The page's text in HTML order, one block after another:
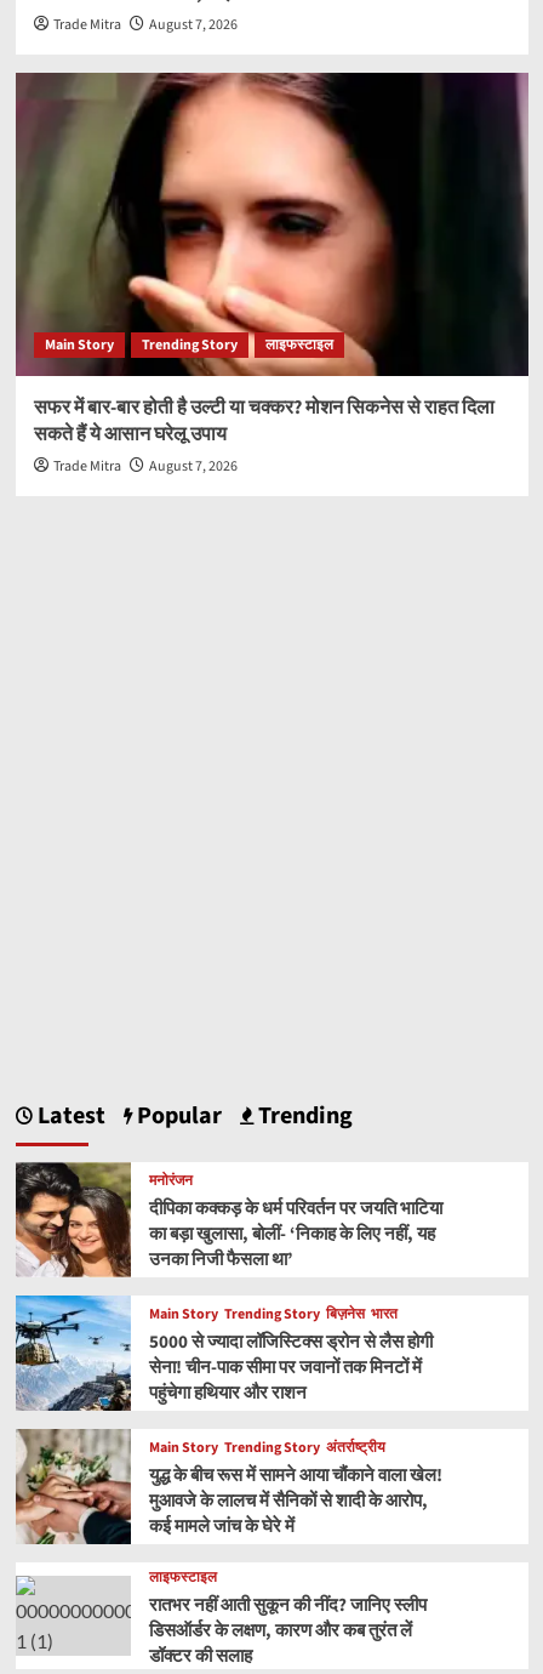
Trade Mitra August 7, 2026
Main Story Trending Story लाइफस्टाइल
सफर में बार-बार होती है उल्टी या चक्कर? मोशन सिकनेस से राहत दिला
सकते हैं ये आसान घरेलू उपाय
Trade Mitra August 7, 2026
Latest Popular Trending
मनोरंजन
दीपिका कक्कड़ के धर्म परिवर्तन पर जयति भाटिया
का बड़ा खुलासा, बोलीं- ‘निकाह के लिए नहीं, यह
उनका निजी फैसला था’
Main Story Trending Story बिज़नेस भारत
5000 से ज्यादा लॉजिस्टिक्स ड्रोन से लैस होगी
सेना! चीन-पाक सीमा पर जवानों तक मिनटों में
पहुंचेगा हथियार और राशन
Main Story Trending Story अंतर्राष्ट्रीय
युद्ध के बीच रूस में सामने आया चौंकाने वाला खेल!
मुआवजे के लालच में सैनिकों से शादी के आरोप,
कई मामले जांच के घेरे में
लाइफस्टाइल
रातभर नहीं आती सुकून की नींद? जानिए स्लीप
डिसऑर्डर के लक्षण, कारण और कब तुरंत लें
डॉक्टर की सलाह